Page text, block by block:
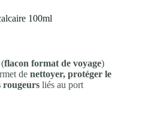
100ml
flacon format de voyage)
de nettoyer, protéger le
rougeurs liés au port